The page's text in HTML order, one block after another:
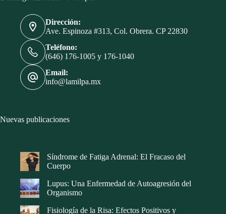
Dirección:
Ave. Espinoza #313, Col. Obrera. CP 22830
Teléfono:
(646) 176-1005 y 176-1040
Email:
info@lamilpa.mx
Nuevas publicaciones
Síndrome de Fatiga Adrenal: El Fracaso del
Cuerpo
Lupus: Una Enfermedad de Autoagresión del
Organismo
Fisiología de la Risa: Efectos Positivos y